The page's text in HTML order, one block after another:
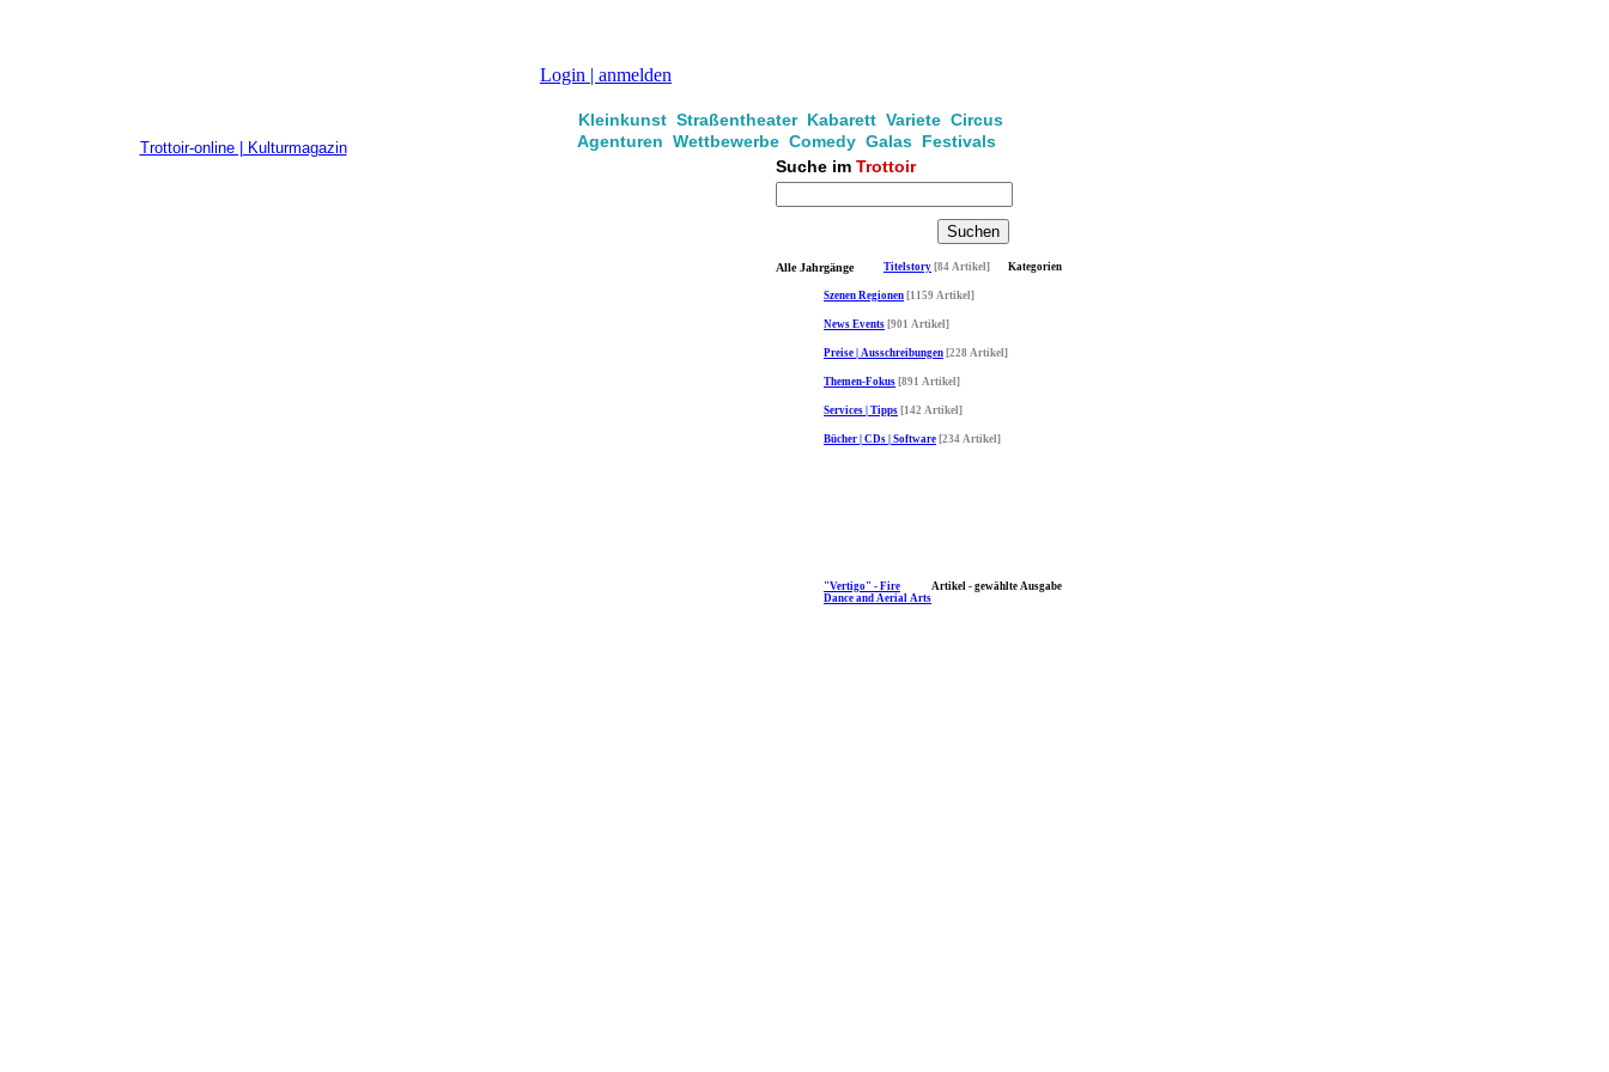
Login | anmelden
Kleinkunst Straßentheater Kabarett Variete Circus
Agenturen Wettbewerbe Comedy Galas Festivals
Trottoir-online | Kulturmagazin
Suche im Trottoir
Kategorien
Alle Jahrgänge Titelstory [84 Artikel]
Szenen Regionen [1159 Artikel]
News Events [901 Artikel]
Preise | Ausschreibungen [228 Artikel]
Themen-Fokus [891 Artikel]
Services | Tipps [142 Artikel]
Bücher | CDs | Software [234 Artikel]
Artikel - gewählte Ausgabe
"Vertigo" - Fire
Dance and Aerial Arts